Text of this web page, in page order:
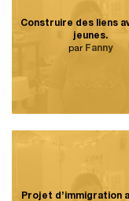
Construire des liens
jeunes.
par Fanny
Projet d’immigration